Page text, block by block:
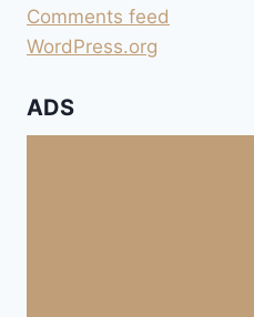
Comments feed
WordPress.org
ADS